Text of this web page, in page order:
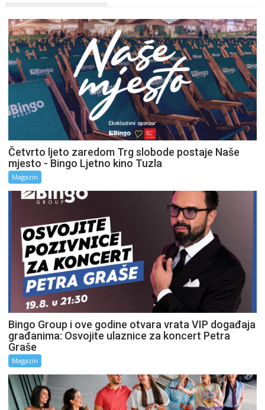
Četvrto ljeto zaredom Trg slobode postaje Naše
mjesto - Bingo Ljetno kino Tuzla
Magazin
Bingo Group i ove godine otvara vrata VIP događaja
građanima: Osvojite ulaznice za koncert Petra
Graše
Magazin